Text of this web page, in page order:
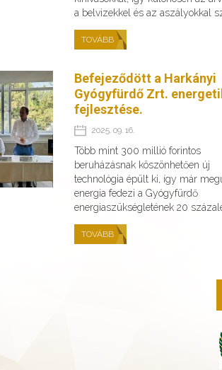
a belvizekkel és az aszályokkal
TOVÁBB
Befejeződött a Harkányi
Gyógyfürdő Zrt.
fejlesztése.
2025. 09. 16.
Több mint 300 millió forintos
beruházásnak köszönhetően új
technológia épült ki, így már
energia fedezi a Gyógyfürdő
energiaszükségletének 20
TOVÁBB